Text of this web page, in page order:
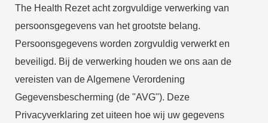
The Health Rezet acht zorgvuldige verwerking van
persoonsgegevens van het grootste belang.
Persoonsgegevens worden zorgvuldig verwerkt en
beveiligd. Bij de verwerking houden we ons aan de
vereisten van de Algemene Verordening
Gegevensbescherming (de "AVG"). Deze
Privacyverklaring zet uiteen hoe wij uw gegevens
kan de
worden